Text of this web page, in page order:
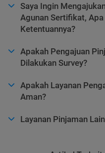
Saya Ingin
Agunan Sertifikat,
Ketentuannya?
Apakah Pengajuan
Dilakukan Survey?
Apakah Layanan
Aman?
Layanan Pinjaman